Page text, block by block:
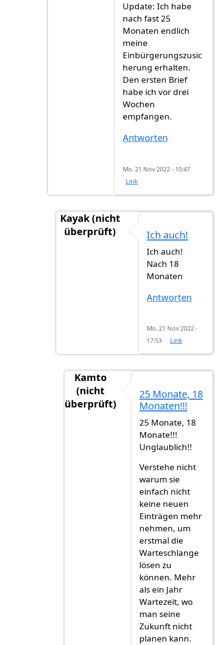
Update: Ich habe
nach fast 25
Monaten endlich
meine
Einbürgerungszusic
herung erhalten.
Den ersten Brief
habe ich vor drei
Wochen
empfangen.
Antworten
Mo. 21 Nov 2022 - 10:47
Link
Kayak (nicht
überprüft)
Update: Ich habe nach
Ich auch!
Ich auch!
Nach 18
Monaten
Antworten
Mo. 21 Nov 2022 -
17:53
Link
Kamto
(nicht
überprüft)
Ich auch! von Kayak
25 Monate, 18
Monaten!!!
25 Monate, 18
Monate!!!
Unglaublich!!
Verstehe nicht
warum sie
einfach nicht
keine neuen
Einträgen mehr
nehmen, um
erstmal die
Warteschlange
lösen zu
können. Mehr
als ein Jahr
Wartezeit, wo
man seine
Zukunft nicht
planen kann.